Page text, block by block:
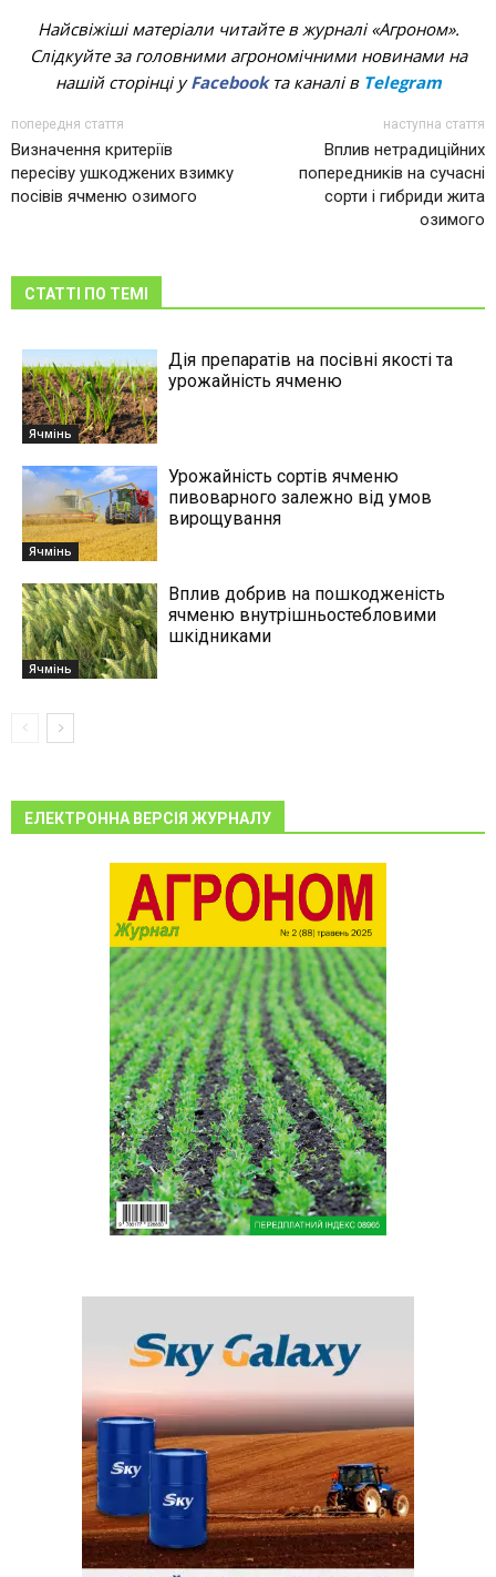
Найсвіжіші матеріали читайте в журналі «Агроном».
Слідкуйте за головними агрономічними новинами на
нашій сторінці уFacebookта каналі в Telegram
попередня стаття
Визначення критеріїв
пересіву ушкоджених взимку
посівів ячменю озимого
наступна стаття
Вплив нетрадиційних
попередників на сучасні
сорти і гибриди жита
озимого
СТАТТІ ПО ТЕМІ
Ячмінь
Дія препаратів на посівні якості та
урожайність ячменю
Ячмінь
Урожайність сортiв ячменю
пивоварного залежно від умов
вирощування
Ячмінь
Вплив добрив на пошкодженість
ячменю внутрішньостебловими
шкідниками
ЕЛЕКТРОННА ВЕРСІЯ ЖУРНАЛУ